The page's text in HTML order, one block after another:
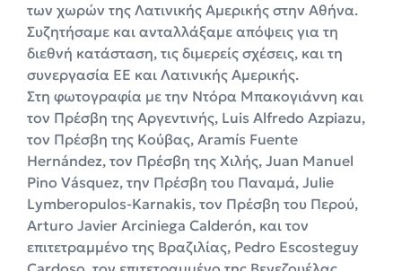
των χωρών της Λατινικής Αμερικής στην Αθήνα.
Συζητήσαμε και ανταλλάξαμε απόψεις για τη
διεθνή κατάσταση, τις διμερείς σχέσεις, και τη
συνεργασία ΕΕ και Λατινικής Αμερικής.
Στη φωτογραφία με την Ντόρα Μπακογιάννη και
τον Πρέσβη της Αργεντινής, Luis Alfredo Azpiazu,
τον Πρέσβη της Κούβας, Aramís Fuente
Hernández, τον Πρέσβη της Χιλής, Juan Manuel
Pino Vásquez, την Πρέσβη του Παναμά, Julie
Lymberopulos-Karnakis, τον Πρέσβη του Περού,
Arturo Javier Arciniega Calderón, και τον
επιτετραμμένο της Βραζιλίας, Pedro Escosteguy